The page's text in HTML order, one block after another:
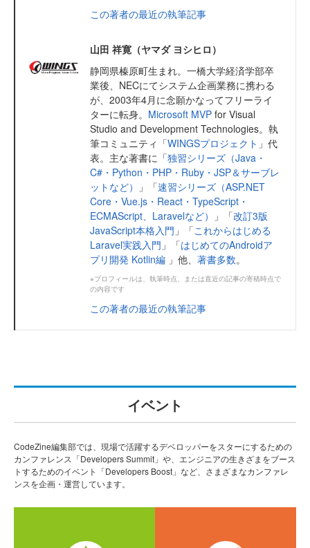
この著者の最近の執筆記事
山田 祥寛（ヤマダ ヨシヒロ）
静岡県榛原町生まれ。一橋大学経済学部卒
業後、NECにてシステム企画業務に携わる
が、2003年4月に念願かなってフリーライ
ターに転身。 Microsoft MVP for Visual
Studio and Development Technologies。執
筆コミュニティ「WINGSプロジェクト 」代
表。主な著書に「独習シリーズ（Java・
C#・Python・PHP・Ruby・JSP＆サーブレ
ットなど）
」「速習シリーズ（ASP.NET
Core・Vue.js・React・TypeScript・
ECMAScript、Laravelなど）
」「改訂3版
JavaScript本格入門 」「これからはじめる
Laravel実践入門 」「はじめてのAndroidア
プリ開発 Kotlin編 」他、 著書多数。
※プロフィールは、執筆時点、または直近の記事の寄稿時点で
の内容です
この著者の最近の執筆記事
イベント
CodeZine編集部では、現場で活躍するデベロッパーをスターにするための
カンファレンス「Developers Summit」や、エンジニアの生きざまをブース
トするためのイベント「Developers Boost」など、さまざまなカンファレ
ンスを企画・運営しています。